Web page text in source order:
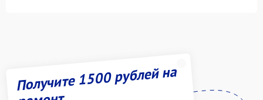
Получите 1500 рублей на